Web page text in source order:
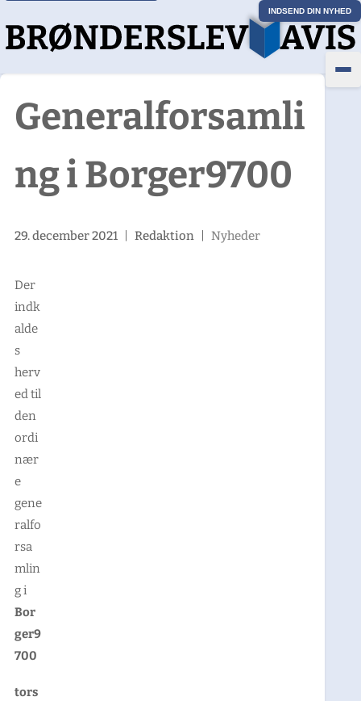
INDSEND DIN NYHED
Generalforsamli
ng i Borger9700
29. december 2021 |Redaktion |Nyheder
Der
indk
alde
s
herv
ed til
den
ordi
nær
e
gene
ralfo
rsa
mlin
g i
Bor
ger9
700
tors